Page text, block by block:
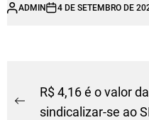
ADMIN
4 DE SETEMBRO DE
Navegação
Previous
R$ 4,16 é o valor
sindicalizar-se ao